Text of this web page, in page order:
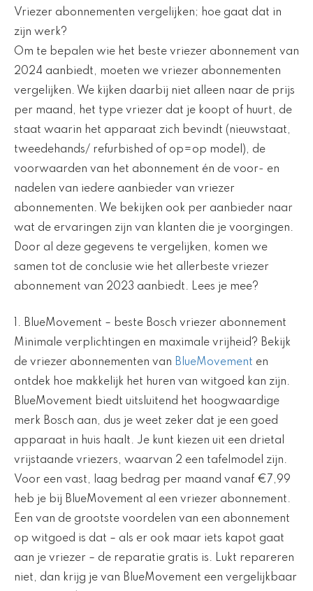
Vriezer abonnementen vergelijken; hoe gaat dat in
zijn werk?
Om te bepalen wie het beste vriezer abonnement van
2024 aanbiedt, moeten we vriezer abonnementen
vergelijken. We kijken daarbij niet alleen naar de prijs
per maand, het type vriezer dat je koopt of huurt, de
staat waarin het apparaat zich bevindt (nieuwstaat,
tweedehands/ refurbished of op=op model), de
voorwaarden van het abonnement én de voor- en
nadelen van iedere aanbieder van vriezer
abonnementen. We bekijken ook per aanbieder naar
wat de ervaringen zijn van klanten die je voorgingen.
Door al deze gegevens te vergelijken, komen we
samen tot de conclusie wie het allerbeste vriezer
abonnement van 2023 aanbiedt. Lees je mee?
1. BlueMovement – beste Bosch vriezer abonnement
Minimale verplichtingen en maximale vrijheid? Bekijk
de vriezer abonnementen van BlueMovement en
ontdek hoe makkelijk het huren van witgoed kan zijn.
BlueMovement biedt uitsluitend het hoogwaardige
merk Bosch aan, dus je weet zeker dat je een goed
apparaat in huis haalt. Je kunt kiezen uit een drietal
vrijstaande vriezers, waarvan 2 een tafelmodel zijn.
Voor een vast, laag bedrag per maand vanaf €7,99
heb je bij BlueMovement al een vriezer abonnement.
Een van de grootste voordelen van een abonnement
op witgoed is dat – als er ook maar iets kapot gaat
aan je vriezer – de reparatie gratis is. Lukt repareren
niet, dan krijg je van BlueMovement een vergelijkbaar